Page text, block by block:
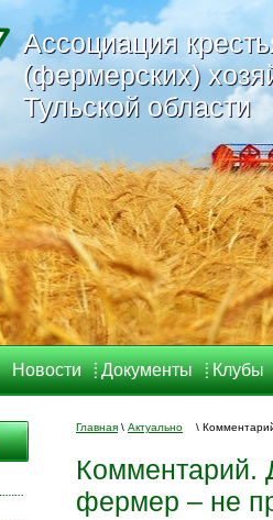
Новости Документы Клубы
Ассоциация
(фермерских)
Тульской области
Ассоциация
(фермерских)
Тульской области
Главная \ Актуально \
Комментарий.
фермер – не